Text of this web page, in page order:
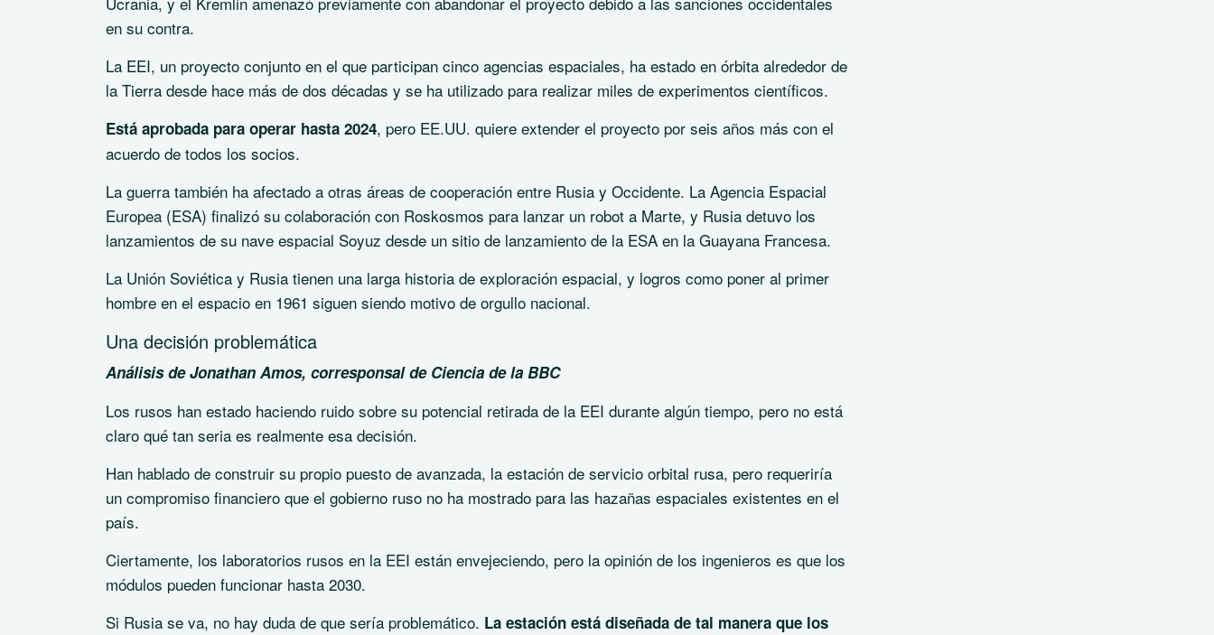
en su contra.
La EEI, un proyecto conjunto en el que participan cinco agencias espaciales, ha estado en órbita alrededor de
la Tierra desde hace más de dos décadas y se ha utilizado para realizar miles de experimentos científicos.
Está aprobada para operar hasta 2024, pero EE.UU. quiere extender el proyecto por seis años más con el
acuerdo de todos los socios.
La guerra también ha afectado a otras áreas de cooperación entre Rusia y Occidente. La Agencia Espacial
Europea (ESA) finalizó su colaboración con Roskosmos para lanzar un robot a Marte, y Rusia detuvo los
lanzamientos de su nave espacial Soyuz desde un sitio de lanzamiento de la ESA en la Guayana Francesa.
La Unión Soviética y Rusia tienen una larga historia de exploración espacial, y logros como poner al primer
hombre en el espacio en 1961 siguen siendo motivo de orgullo nacional.
Una decisión problemática
Análisis de Jonathan Amos, corresponsal de Ciencia de la BBC
Los rusos han estado haciendo ruido sobre su potencial retirada de la EEI durante algún tiempo, pero no está
claro qué tan seria es realmente esa decisión.
Han hablado de construir su propio puesto de avanzada, la estación de servicio orbital rusa, pero requeriría
un compromiso financiero que el gobierno ruso no ha mostrado para las hazañas espaciales existentes en el
país.
Ciertamente, los laboratorios rusos en la EEI están envejeciendo, pero la opinión de los ingenieros es que los
módulos pueden funcionar hasta 2030.
Si Rusia se va, no hay duda de que sería problemático. La estación está diseñada de tal manera que los